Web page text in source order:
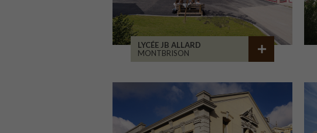
LYCÉE JB ALLARD
MONTBRISON